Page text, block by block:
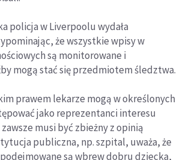
policja w Liverpoolu wydała
że wszystkie wpisy w
są monitorowane i
mogą stać się przedmiotem śledztwa.
prawem lekarze mogą w określonych
jako reprezentanci interesu
musi być zbieżny z opinią
publiczna, np. szpital, uważa, że
są wbrew dobru dziecka,